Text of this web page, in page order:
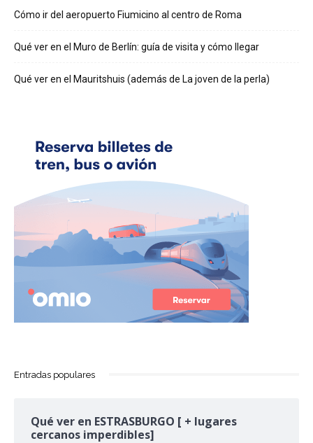
Cómo ir del aeropuerto Fiumicino al centro de Roma
Qué ver en el Muro de Berlín: guía de visita y cómo llegar
Qué ver en el Mauritshuis (además de La joven de la perla)
Entradas populares
Qué ver en ESTRASBURGO [ + lugares
cercanos imperdibles]